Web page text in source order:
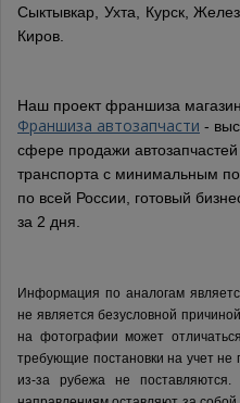
Сыктывкар, Ухта, Курск,
Киров.
Наш проект франшиза
Франшиза автозапчасти -
сфере продажи
транспорта с минимальным
по всей России, готовый
за 2 дня.
Информация по аналогам
не является безусловной
на фотографии может
требующие постановки на учет не
из-за рубежа не поставляются.